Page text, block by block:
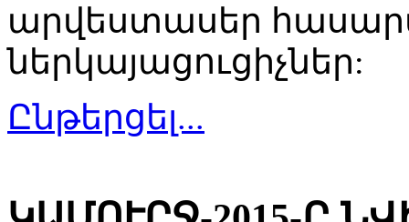
արվեստասեր
ներկայացուցիչներ:
Ընթերցել...